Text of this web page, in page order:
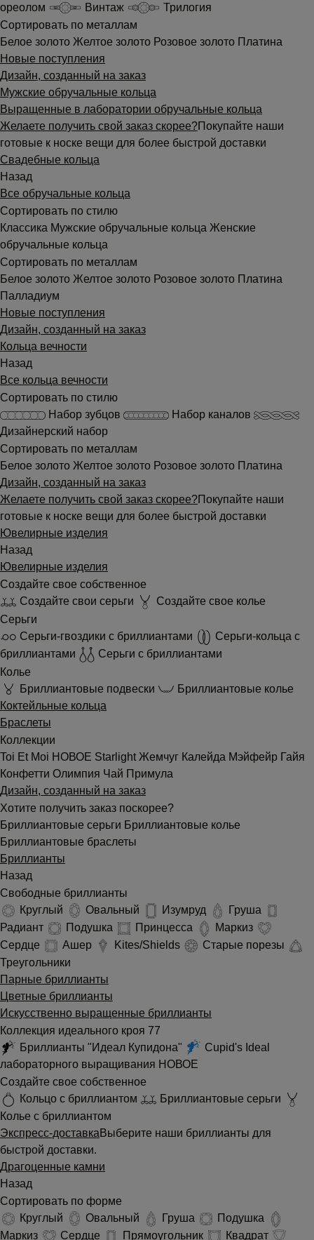
ореолом
Винтаж
Трилогия
Сортировать по металлам
Белое золото Желтое золото Розовое золото Платина
Новые поступления
Дизайн, созданный на заказ
Мужские обручальные кольца
Выращенные в лаборатории обручальные кольца
Желаете получить свой заказ скорее?Покупайте наши
готовые к носке вещи для более быстрой доставки
Свадебные кольца
Назад
Все обручальные кольца
Сортировать по стилю
Классика Мужские обручальные кольца Женские
обручальные кольца
Сортировать по металлам
Белое золото Желтое золото Розовое золото Платина
Палладиум
Новые поступления
Дизайн, созданный на заказ
Кольца вечности
Назад
Все кольца вечности
Сортировать по стилю
Набор зубцов
Набор каналов
Дизайнерский набор
Сортировать по металлам
Белое золото Желтое золото Розовое золото Платина
Дизайн, созданный на заказ
Желаете получить свой заказ скорее?Покупайте наши
готовые к носке вещи для более быстрой доставки
Ювелирные изделия
Назад
Ювелирные изделия
Создайте свое собственное
Создайте свои серьги
Создайте свое колье
Серьги
Серьги-гвоздики с бриллиантами
Серьги-кольца с
бриллиантами
Серьги с бриллиантами
Колье
Бриллиантовые подвески
Бриллиантовые колье
Коктейльные кольца
Браслеты
Коллекции
Toi Et Moi НОВОЕ Starlight Жемчуг Калейда Мэйфейр Гайя
Конфетти Олимпия Чай Примула
Дизайн, созданный на заказ
Хотите получить заказ поскорее?
Бриллиантовые серьги Бриллиантовые колье
Бриллиантовые браслеты
Бриллианты
Назад
Свободные бриллианты
Круглый
Овальный Изумруд
Груша
Радиант
Подушка Принцесса
Маркиз
Сердце
Ашер Kites/Shields
Старые порезы
Треугольники
Парные бриллианты
Цветные бриллианты
Искусственно выращенные бриллианты
Коллекция идеального кроя 77
Бриллианты "Идеал Купидона"
Cupid's Ideal
лабораторного выращивания НОВОЕ
Создайте свое собственное
Кольцо с бриллиантом
Бриллиантовые серьги
Колье с бриллиантом
Экспресс-доставка Выберите наши бриллианты для
быстрой доставки.
Драгоценные камни
Назад
Сортировать по форме
Круглый
Овальный Груша
Подушка
Маркиз
Сердце Прямоугольник Квадрат